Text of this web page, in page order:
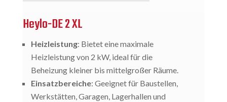
Heylo-DE 2 XL
Heizleistung: Bietet eine maximale
Heizleistung von 2 kW, ideal für die
Beheizung kleiner bis mittelgroßer Räume.
Einsatzbereiche: Geeignet für Baustellen,
Werkstätten, Garagen, Lagerhallen und